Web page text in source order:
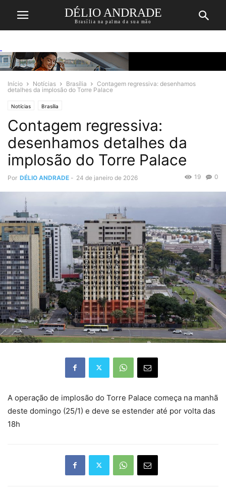
DÉLIO ANDRADE
Brasília na palma da sua mão
Início Notícias Brasília
Contagem regressiva: desenhamos
detalhes da implosão do Torre Palace
Notícias Brasília
Contagem regressiva:
desenhamos detalhes da
implosão do Torre Palace
Por DÉLIO ANDRADE - 24 de janeiro de 2026 0
19
A operação de implosão do Torre Palace começa na manhã
deste domingo (25/1) e deve se estender até por volta das
18h